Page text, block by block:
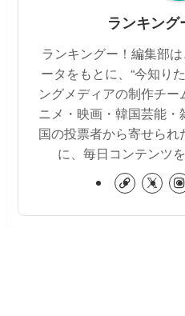
ランキン
ランキングー！編集部
ータをもとに、“今知り
ングメディアの制作チ
ニメ・映画・韓国芸能
国の投票者から寄せら
に、毎日コンテンツ